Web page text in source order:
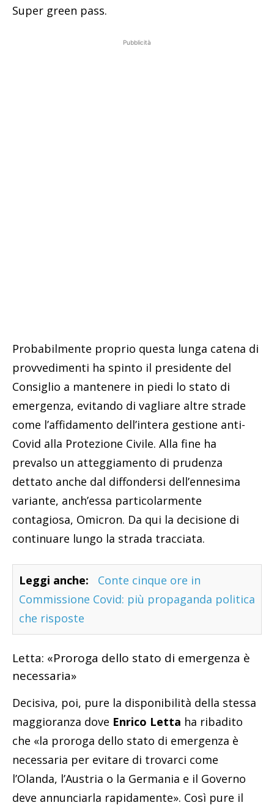
Super green pass.
Pubblicità
Probabilmente proprio questa lunga catena di
provvedimenti ha spinto il presidente del
Consiglio a mantenere in piedi lo stato di
emergenza, evitando di vagliare altre strade
come l’affidamento dell’intera gestione anti-
Covid alla Protezione Civile. Alla fine ha
prevalso un atteggiamento di prudenza
dettato anche dal diffondersi dell’ennesima
variante, anch’essa particolarmente
contagiosa, Omicron. Da qui la decisione di
continuare lungo la strada tracciata.
Leggi anche:
Conte cinque ore in
Commissione Covid: più propaganda politica
che risposte
Letta: «Proroga dello stato di emergenza è
necessaria»
Decisiva, poi, pure la disponibilità della stessa
maggioranza dove Enrico Letta ha ribadito
che «la proroga dello stato di emergenza è
necessaria per evitare di trovarci come
l’Olanda, l’Austria o la Germania e il Governo
deve annunciarla rapidamente». Così pure il